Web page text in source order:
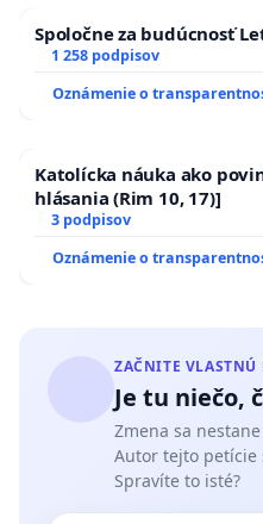
Spoločne za budúcnosť
1 258 podpisov
Oznámenie o
Katolícka náuka ako
hlásania (Rim 10, 17)]
3 podpisov
Oznámenie o
ZAČNITE VLASTNÚ
Je tu niečo,
Zmena sa
Autor tejto petície
Spravíte to isté?